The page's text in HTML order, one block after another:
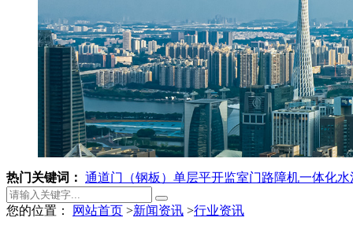
热门关键词： 通道门（钢板） 单层平开监室门路障机一体化水
您的位置： 网站首页 >新闻资讯 >行业资讯